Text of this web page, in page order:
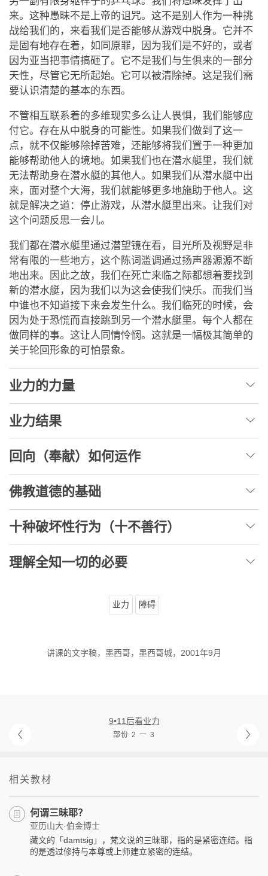
来。这种愚昧不是上帝的诅咒。这不是别人作为一种挑
战给我们的，来看我们是否能够从游戏中脱身。它并不
是固有地存在着，如同原罪，因为我们是不好的，或者
因为亚当把事情搞砸了。它不是我们与生俱来的一部分
天性，尽管它无所起始。它可以被清除掉。这是我们需
要认识清楚的基本的东西。
不管相互联系着的多维现实多么让人畏惧，我们能够应
付它。存在从中脱身的可能性。如果我们做到了这一
点，就不仅能够除掉苦难，还能够将我们置于一种更加
能够帮助他人的境地。如果我们也在潜水艇里，我们就
无法帮助身在潜水艇的其他人。如果我们从潜水艇中出
来，面对整个大海，我们就能够更多地施助于他人。这
就是解决之道：停止游戏，从潜水艇里出来。让我们对
这个问题反思一会儿。
我们都在潜水艇里通过潜望镜在看，目光所及视野是非
常有限的一些地方，这个陈词滥调通过扬声器源源不断
地出来。因此之故，我们在死亡来临之际都想着要找到
新的潜水艇，因为我们以为这会使我们快乐。而我们当
中谁也不知道接下来会发生什么。我们临死的时候，会
因为处于恐慌而直接跳到另一个潜水艇里。每个人都在
做同样的事。这让人同情怜悯。这就是一幅极其简单的
关于轮回形象的可怕景象。
业力的力量
业力结果
回向（奉献）如何运作
佛教道德的基础
十种破坏性行为（十不善行）
理解全知一切的必要
业力 障碍
讲课的文字稿，墨西哥，墨西哥城，2001年9月
9•11后看业力
部份 2 一 3
相关教材
何谓三昧耶？
亚历山大·伯金博士
藏文的「damtsig」，梵文说的三昧耶，指的是紧密连结。指
的是透过修持与本尊或上师建立紧密的连结。